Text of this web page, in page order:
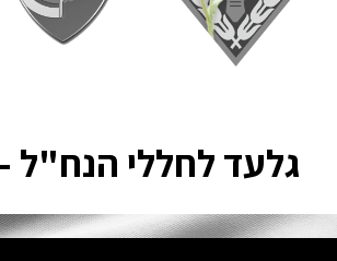
גלעד לחללי הנח"ל